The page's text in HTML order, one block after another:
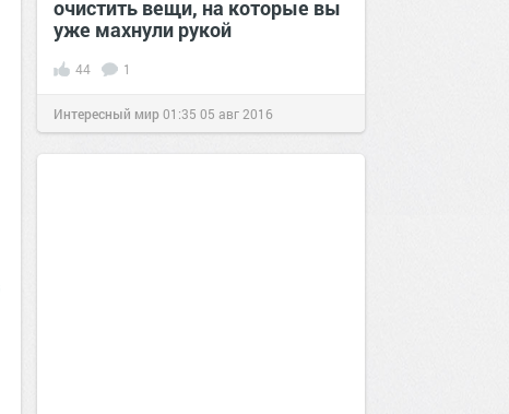
очистить вещи, на которые вы
уже махнули рукой
44 1
Интересный мир01:35 05 авг 2016